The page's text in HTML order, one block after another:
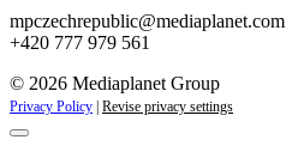
mpczechrepublic@mediaplanet.com
+420 777 979 561
© 2026 Mediaplanet Group
Privacy Policy Revise privacy settings